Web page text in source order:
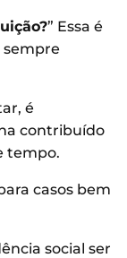
” Essa é
é
contribuído
tempo.
casos bem
social ser